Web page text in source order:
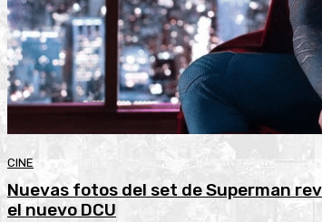
CINE
Nuevas fotos del set de Superman
el nuevo DCU